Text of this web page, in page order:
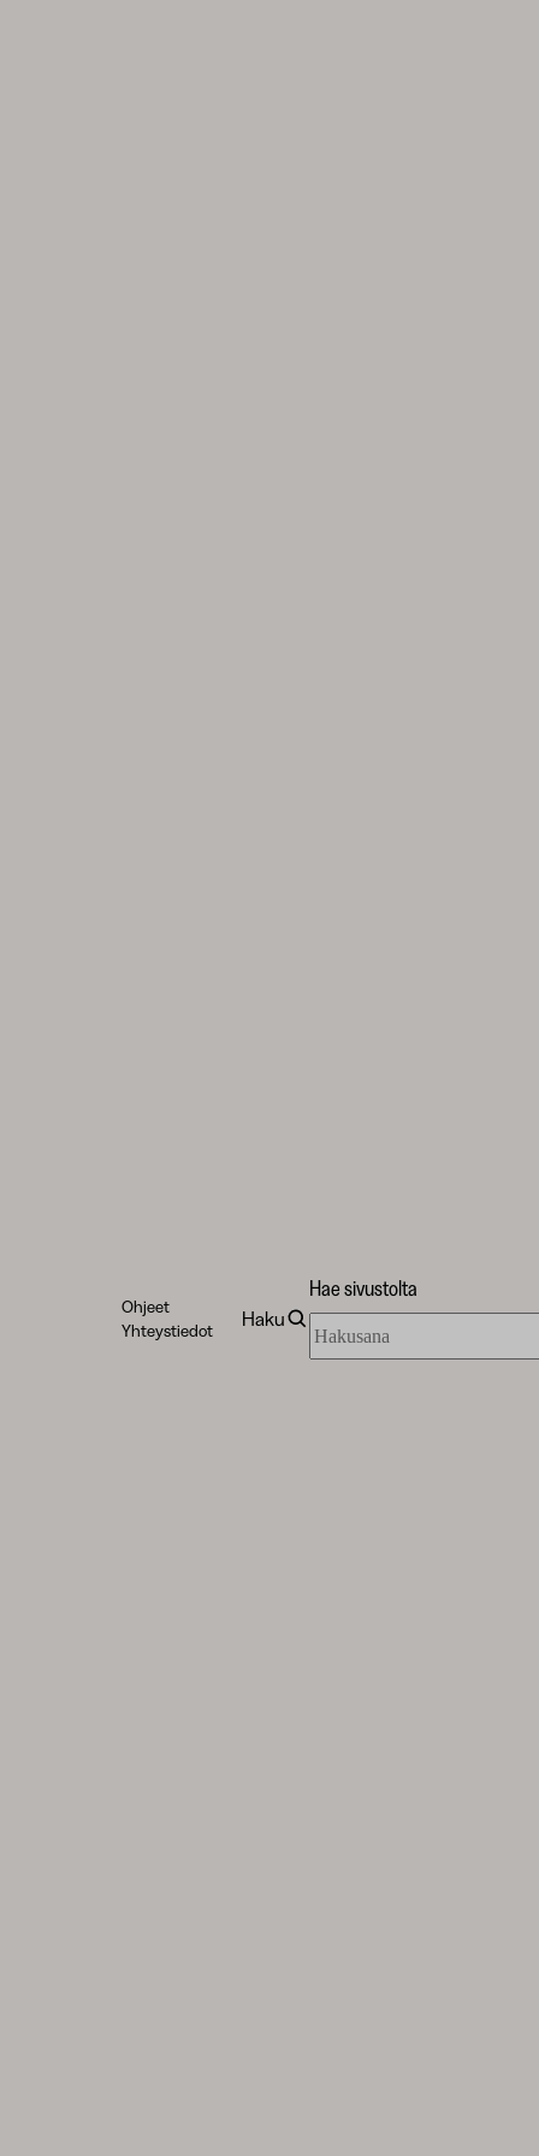
Ohjeet
Yhteystiedot
Haku
Hae sivustolta
sivustolta